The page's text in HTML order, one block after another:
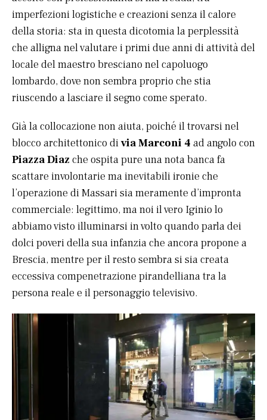
imperfezioni logistiche e creazioni senza il calore
della storia: sta in questa dicotomia la perplessità
che alligna nel valutare i primi due anni di attività del
locale del maestro bresciano nel capoluogo
lombardo, dove non sembra proprio che stia
riuscendo a lasciare il segno come sperato.
Già la collocazione non aiuta, poiché il trovarsi nel
blocco architettonico divia Marconi 4 ad angolo con
Piazza Diaz che ospita pure una nota banca fa
scattare involontarie ma inevitabili ironie che
l’operazione di Massari sia meramente d’impronta
commerciale: legittimo, ma noi il vero Iginio lo
abbiamo visto illuminarsi in volto quando parla dei
dolci poveri della sua infanzia che ancora propone a
Brescia, mentre per il resto sembra si sia creata
eccessiva compenetrazione pirandelliana tra la
persona reale e il personaggio televisivo.